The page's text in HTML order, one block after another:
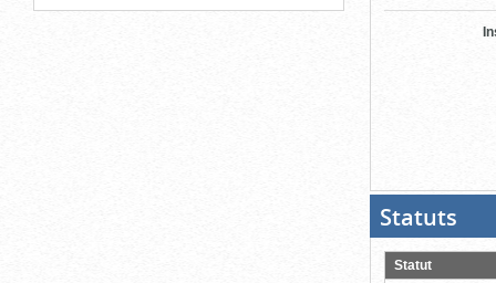
Statuts
pour
Statut